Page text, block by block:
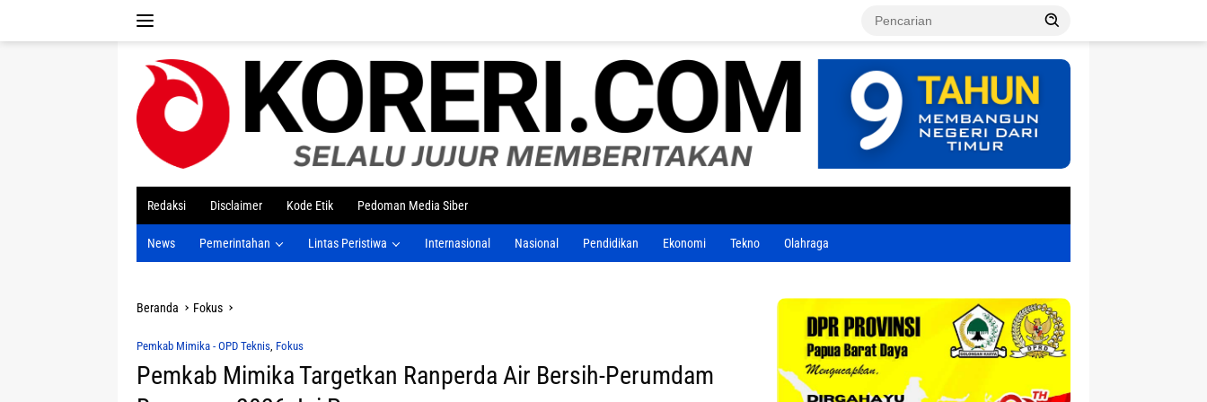
Redaksi Disclaimer Kode Etik Pedoman Media Siber
News Pemerintahan Lintas Peristiwa Internasional Nasional Pendidikan Ekonomi Tekno Olahraga
Beranda Fokus
Pemkab Mimika - OPD Teknis Fokus
Pemkab Mimika Targetkan Ranperda Air Bersih-Perumdam